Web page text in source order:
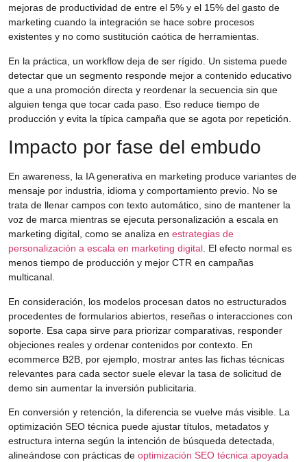
mejoras de productividad de entre el 5% y el 15% del gasto de
marketing cuando la integración se hace sobre procesos
existentes y no como sustitución caótica de herramientas.
En la práctica, un workflow deja de ser rígido. Un sistema puede
detectar que un segmento responde mejor a contenido educativo
que a una promoción directa y reordenar la secuencia sin que
alguien tenga que tocar cada paso. Eso reduce tiempo de
producción y evita la típica campaña que se agota por repetición.
Impacto por fase del embudo
En awareness, la IA generativa en marketing produce variantes de
mensaje por industria, idioma y comportamiento previo. No se
trata de llenar campos con texto automático, sino de mantener la
voz de marca mientras se ejecuta personalización a escala en
marketing digital, como se analiza en estrategias de
personalización a escala en marketing digital. El efecto normal es
menos tiempo de producción y mejor CTR en campañas
multicanal.
En consideración, los modelos procesan datos no estructurados
procedentes de formularios abiertos, reseñas o interacciones con
soporte. Esa capa sirve para priorizar comparativas, responder
objeciones reales y ordenar contenidos por contexto. En
ecommerce B2B, por ejemplo, mostrar antes las fichas técnicas
relevantes para cada sector suele elevar la tasa de solicitud de
demo sin aumentar la inversión publicitaria.
En conversión y retención, la diferencia se vuelve más visible. La
optimización SEO técnica puede ajustar títulos, metadatos y
estructura interna según la intención de búsqueda detectada,
alineándose con prácticas de optimización SEO técnica apoyada